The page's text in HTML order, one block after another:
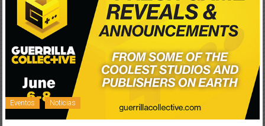
Eventos Noticias